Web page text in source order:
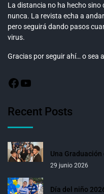
La distancia no ha hecho
nunca. La revista echa a
pero seguirá dando pasos
virus.
Gracias por seguir ahí… o sea
Recent Posts
Una Graduación
29 junio 2026
Día del niño